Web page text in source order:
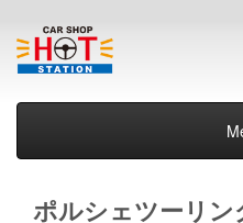
ポルシェツーリン